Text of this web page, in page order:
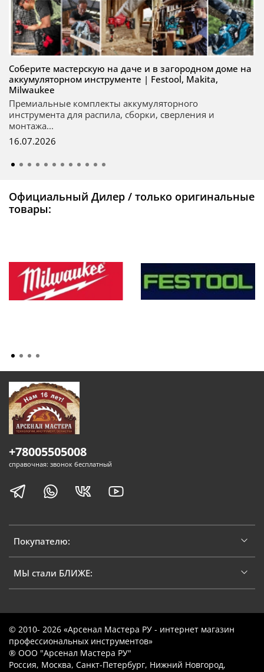
Соберите мастерскую на даче и в загородном доме на
аккумуляторном инструменте | Festool, Makita,
Milwaukee
Премиальные комплекты аккумуляторного
инструмента для распила, сборки, сверления и
монтажа...
16.07.2026
Официальный Дилер / только оригинальные
товары:
Покупателю:
МЫ стали БЛИЖЕ:
+78005505008
справочная: звонок бесплатный
© 2010- 2026 «Арсенал Мастера РУ - интернет магазин
профессиональных инструментов»
® ООО "Арсенал Мастера РУ"
Россия, Москва, Санкт-Петербург, Нижний Новгород,